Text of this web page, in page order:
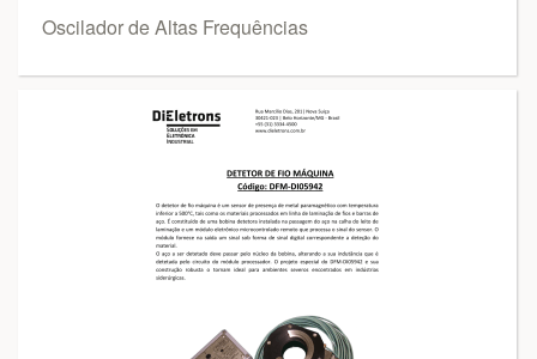
Oscilador de Altas Frequências